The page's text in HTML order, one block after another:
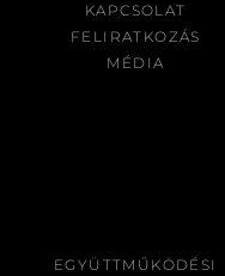
KAPCSOLAT
FELIRATKOZÁS
MÉDIA
EGYÜTTMŰKÖDÉSI